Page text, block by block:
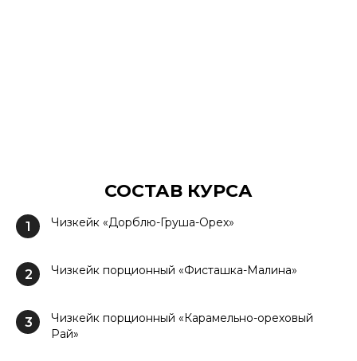
СОСТАВ КУРСА
1 Чизкейк «Дорблю-Груша-Орех»
2 Чизкейк порционный «Фисташка-Малина»
3
Чизкейк порционный «Карамельно-ореховый
Рай»